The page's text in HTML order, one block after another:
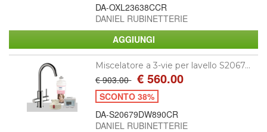
DA-OXL23638CCR
DANIEL RUBINETTERIE
Miscelatore a 3-vie per lavello S2067...
€ 903.00 € 560.00
SCONTO 38%
DA-S20679DW890CR
DANIEL RUBINETTERIE